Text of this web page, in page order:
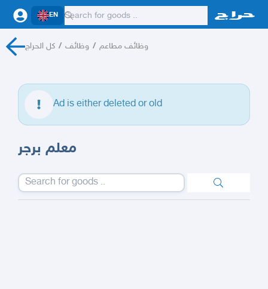
EN
كل الحراج / وظائف / وظائف مطاعم
Ad is either deleted or old
معلم برجر